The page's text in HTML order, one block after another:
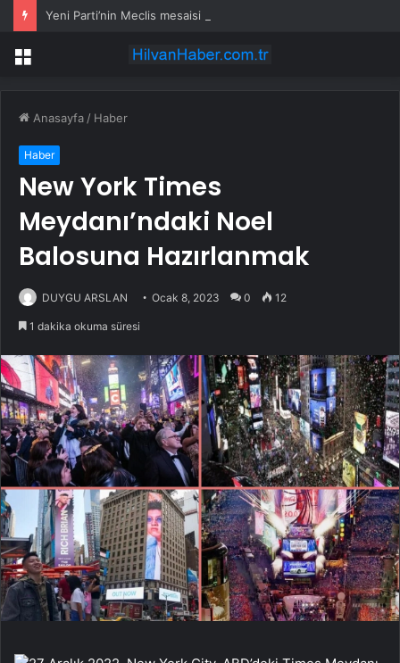
Menü
Anasayfa / Haber
Haber
New York Times
Meydanı’ndaki Noel
Balosuna Hazırlanmak
DUYGU ARSLAN Ocak 8, 2023 0 12
1 dakika okuma süresi